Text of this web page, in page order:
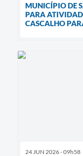
MUNICÍPIO DE
PARA
CASCALHO
24 JUN 2026 - 09h58